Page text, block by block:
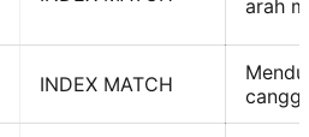
arah
INDEX MATCH